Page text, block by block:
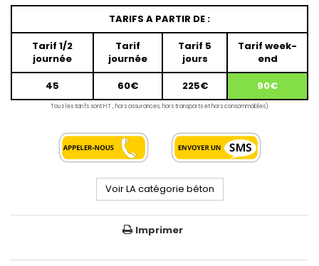
TARIFS A PARTIR DE :
Tarif 1/2
journée
Tarif
journée
Tarif 5
jours
Tarif week-
end
45
60€ 225€ 90€
Tous les tarifs sont HT , hors assurances, hors transports et hors consommables)
Voir LA catégorie béton
Imprimer